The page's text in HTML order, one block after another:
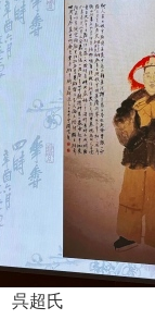
呉超氏